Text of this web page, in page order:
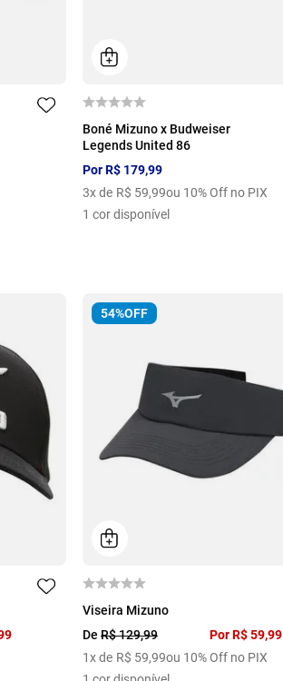
Boné Mizuno x Budweiser
Legends United 86
PorR$ 179,99
3x de R$ 59,99ou 10% Off no PIX
1 cor disponível
54%OFF
Viseira Mizuno
De R$129,99 PorR$59,99
1x de R$ 59,99ou 10% Off no PIX